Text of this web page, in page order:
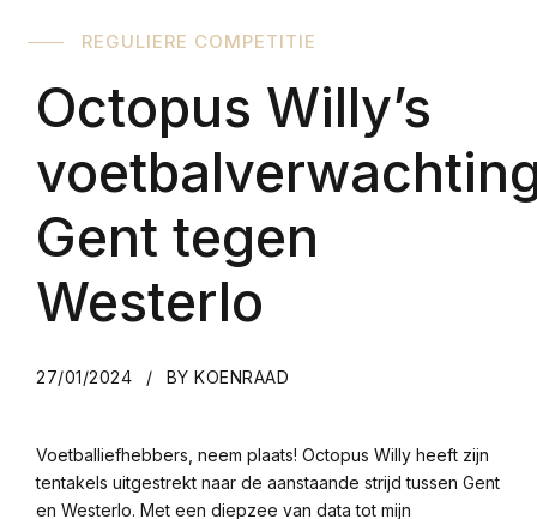
REGULIERE COMPETITIE
Octopus Willy’s
Gent tegen
Westerlo
27/01/2024 BY KOENRAAD
Voetballiefhebbers, neem plaats! Octopus Willy heeft zijn
tentakels uitgestrekt naar de aanstaande strijd tussen Gent
en Westerlo. Met een diepzee van data tot mijn